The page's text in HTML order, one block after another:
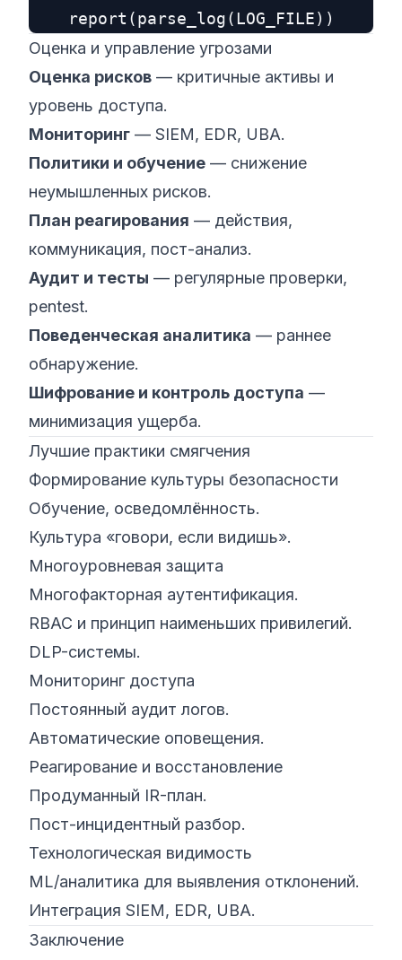
Оценка и управление угрозами
Оценка рисков — критичные активы и
уровень доступа.
Мониторинг — SIEM, EDR, UBA.
Политики и обучение — снижение
неумышленных рисков.
План реагирования — действия,
коммуникация, пост-анализ.
Аудит и тесты — регулярные проверки,
pentest.
Поведенческая аналитика — раннее
обнаружение.
Шифрование и контроль доступа —
минимизация ущерба.
Лучшие практики смягчения
Формирование культуры безопасности
Обучение, осведомлённость.
Культура «говори, если видишь».
Многоуровневая защита
Многофакторная аутентификация.
RBAC и принцип наименьших привилегий.
DLP-системы.
Мониторинг доступа
Постоянный аудит логов.
Автоматические оповещения.
Реагирование и восстановление
Продуманный IR-план.
Пост-инцидентный разбор.
Технологическая видимость
ML/аналитика для выявления отклонений.
Интеграция SIEM, EDR, UBA.
Заключение